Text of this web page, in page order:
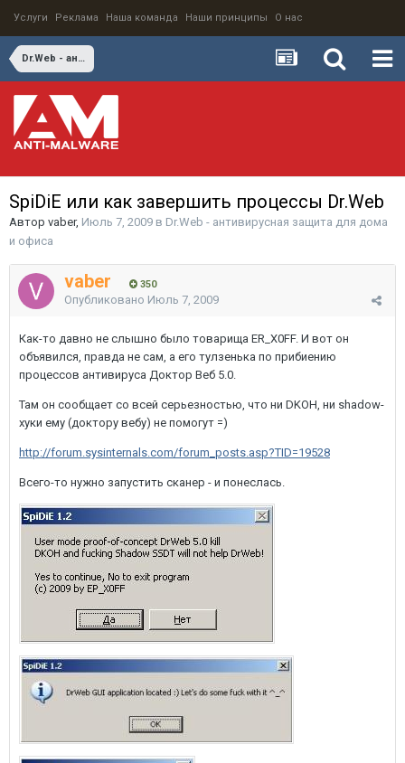
Услуги Реклама Наша команда Наши принципы О нас
Dr.Web - антивирусная защита для дома и офиса
SpiDiE или как завершить процессы Dr.Web
Автор vaber, Июль 7, 2009 в Dr.Web - антивирусная защита для дома
и офиса
vaber 350
Опубликовано Июль 7, 2009
Как-то давно не слышно было товарища ER_X0FF. И вот он
объявился, правда не сам, а его тулзенька по прибиению
процессов антивируса Доктор Веб 5.0.
Там он сообщает со всей серьезностью, что ни DKOH, ни shadow-
хуки ему (доктору вебу) не помогут =)
http://forum.sysinternals.com/forum_posts.asp?TID=19528
Всего-то нужно запустить сканер - и понеслась.